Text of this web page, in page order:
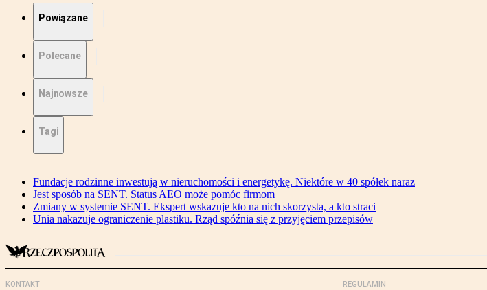
Powiązane
Polecane
Najnowsze
Tagi
Fundacje rodzinne inwestują w nieruchomości i energetykę. Niektóre w 40 spółek naraz
Jest sposób na SENT. Status AEO może pomóc firmom
Zmiany w systemie SENT. Ekspert wskazuje kto na nich skorzysta, a kto straci
Unia nakazuje ograniczenie plastiku. Rząd spóźnia się z przyjęciem przepisów
KONTAKT REGULAMIN